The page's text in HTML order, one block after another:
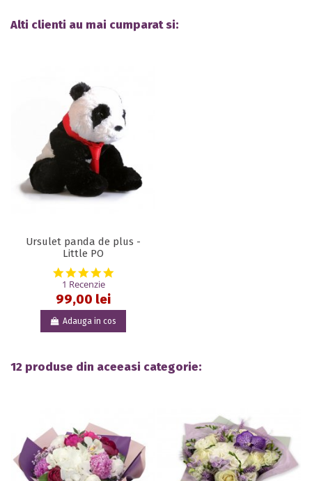
Alti clienti au mai cumparat si:
Ursulet panda de plus -
Little PO
5.0 star rating
1 Recenzie
99,00 lei
Adauga in cos
12 produse din aceeasi categorie: